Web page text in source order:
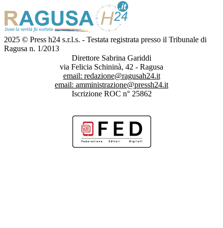
2025 © Press h24 s.r.l.s. - Testata registrata presso il Tribunale di
Ragusa n. 1/2013
Direttore Sabrina Gariddi
via Felicia Schininà, 42 - Ragusa
email: redazione@ragusah24.it
email: amministrazione@pressh24.it
Iscrizione ROC n° 25862